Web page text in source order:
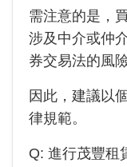
需注意的是，
涉及中介或仲
券交易法的風險
因此，建議以
律規範。
Q: 進行茂豐租